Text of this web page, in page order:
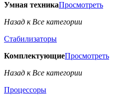
Умная техникаПросмотреть
Назад к Все категории
Стабилизаторы
КомплектующиеПросмотреть
Назад к Все категории
Процессоры